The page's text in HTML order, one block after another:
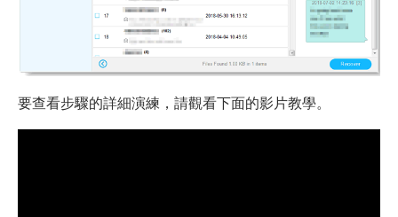
要查看步驟的詳細演練，請觀看下面的影片教學。